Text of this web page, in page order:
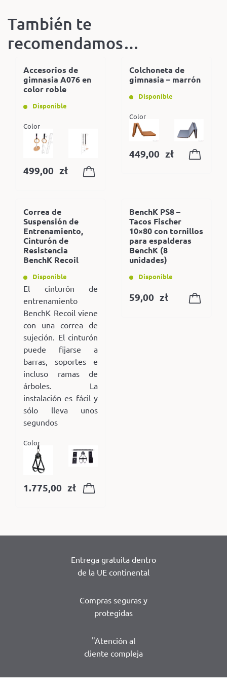
También te
recomendamos…
Accesorios de
gimnasia A076 en
color roble
Disponible
Color
499,00 zł
Colchoneta de
gimnasia – marrón
Disponible
Color
449,00 zł
Correa de
Suspensión de
Entrenamiento,
Cinturón de
Resistencia
BenchK Recoil
Disponible
El cinturón de
entrenamiento
BenchK Recoil viene
con una correa de
sujeción. El cinturón
puede fijarse a
barras, soportes e
incluso ramas de
árboles. La
instalación es fácil y
sólo lleva unos
segundos
Color
1.775,00 zł
BenchK PS8 –
Tacos Fischer
10×80 con tornillos
para espalderas
BenchK (8
unidades)
Disponible
59,00 zł
Entrega gratuita dentro
de la UE continental
Compras seguras y
protegidas
"Atención al
cliente compleja